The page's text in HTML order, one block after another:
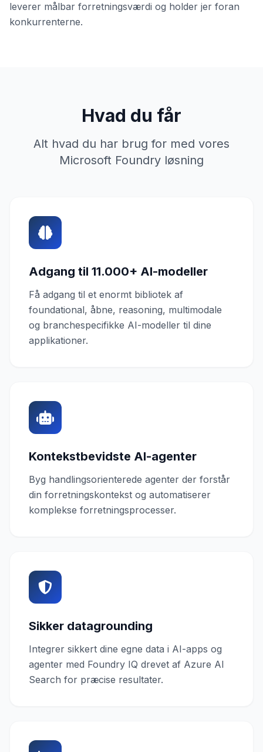
leverer målbar forretningsværdi og holder jer foran
konkurrenterne.
Hvad du får
Alt hvad du har brug for med vores
Microsoft Foundry løsning
Adgang til 11.000+ AI-modeller
Få adgang til et enormt bibliotek af
foundational, åbne, reasoning, multimodale
og branchespecifikke AI-modeller til dine
applikationer.
Kontekstbevidste AI-agenter
Byg handlingsorienterede agenter der forstår
din forretningskontekst og automatiserer
komplekse forretningsprocesser.
Sikker datagrounding
Integrer sikkert dine egne data i AI-apps og
agenter med Foundry IQ drevet af Azure AI
Search for præcise resultater.